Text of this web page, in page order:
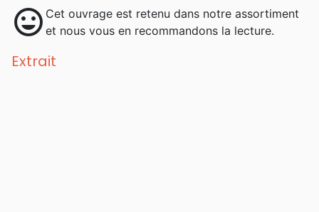
d’entreprise».
mood Cet ouvrage est retenu dans notre assortiment
et nous vous en recommandons la lecture.
Extrait